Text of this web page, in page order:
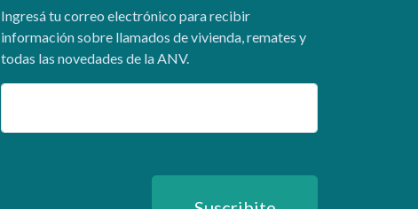
Ingresá tu correo electrónico para recibir
información sobre llamados de vivienda, remates y
todas las novedades de la ANV.
Email